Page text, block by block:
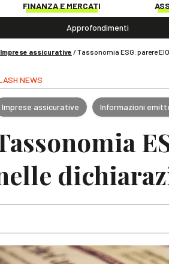
FINANZA E MERCATI
Approfondimenti
Imprese assicurative /Tassonomia ESG: parere
NEWS
Imprese assicurative Informazioni